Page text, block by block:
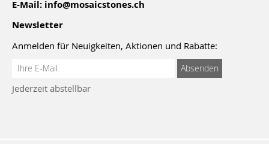
E-Mail: info@mosaicstones.ch
Newsletter
Anmelden für Neuigkeiten, Aktionen und Rabatte:
Anmeldung
Newsletter:
Absenden
Jederzeit abstellbar